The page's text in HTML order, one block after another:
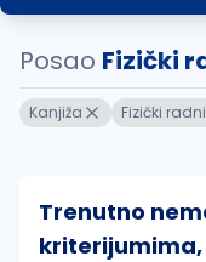
Posao Fizički
Kanjiža Fizički
Trenutno
kriterijumima,